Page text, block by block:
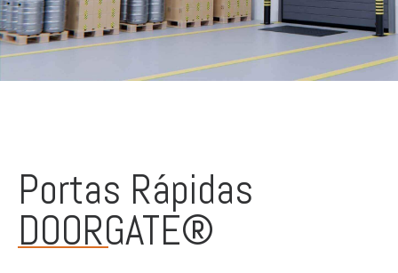
Portas Rápidas
DOORGATE®